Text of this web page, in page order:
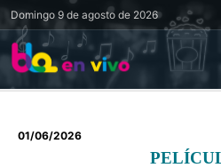
Domingo 9 de agosto de 2026
01/06/2026